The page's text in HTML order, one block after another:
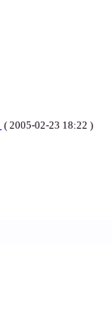
( 2005-02-23 18:22 )